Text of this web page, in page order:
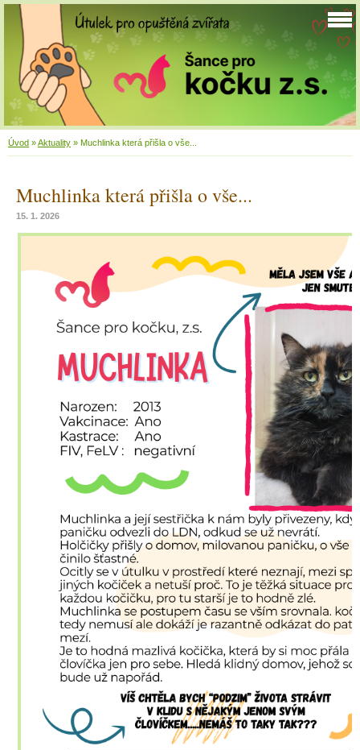
Úvod »Aktuality » Muchlinka která přišla o vše...
Muchlinka která přišla o vše...
15. 1. 2026